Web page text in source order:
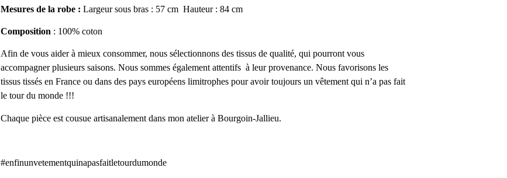
Mesures de la robe : Largeur sous bras : 57 cm Hauteur : 84 cm
Composition : 100% coton
Afin de vous aider à mieux consommer, nous sélectionnons des tissus de qualité, qui pourront vous
accompagner plusieurs saisons. Nous sommes également attentifs à leur provenance. Nous favorisons les
tissus tissés en France ou dans des pays européens limitrophes pour avoir toujours un vêtement qui n’a pas fait
le tour du monde !!!
Chaque pièce est cousue artisanalement dans mon atelier à Bourgoin-Jallieu.
#enfinunvetementquinapasfaitletourdumonde